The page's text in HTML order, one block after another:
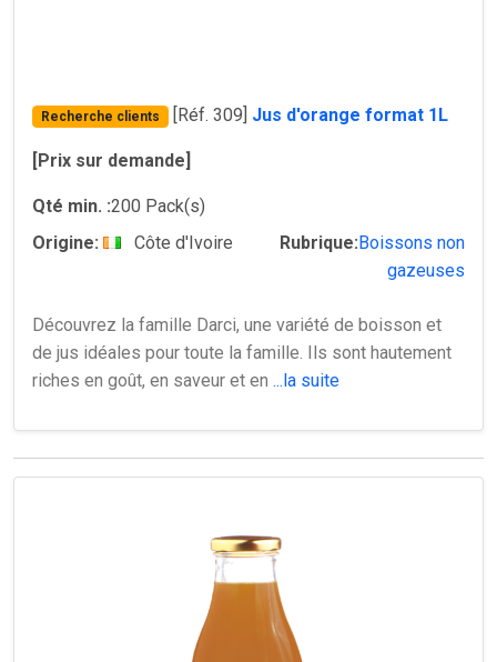
Recherche clients [Réf. 309] Jus d'orange format 1L
[Prix sur demande]
Qté min. :200 Pack(s)
Origine:
Côte d'Ivoire Rubrique:Boissons non
gazeuses
Découvrez la famille Darci, une variété de boisson et
de jus idéales pour toute la famille. Ils sont hautement
riches en goût, en saveur et en ...la suite